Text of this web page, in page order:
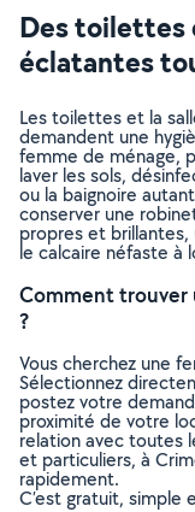
Des toilettes
éclatantes
Les toilettes et la
demandent une
femme de ménage,
laver les sols,
ou la baignoire
conserver une
propres et brillantes,
le calcaire néfaste à
Comment trouver
?
Vous cherchez une
Sélectionnez
postez votre
proximité de votre
relation avec toutes
et particuliers, à
rapidement.
C’est gratuit, simple